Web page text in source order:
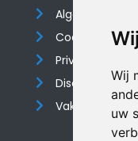
Wij
uw
Algemene
Disclaimer
Vakantiehuis